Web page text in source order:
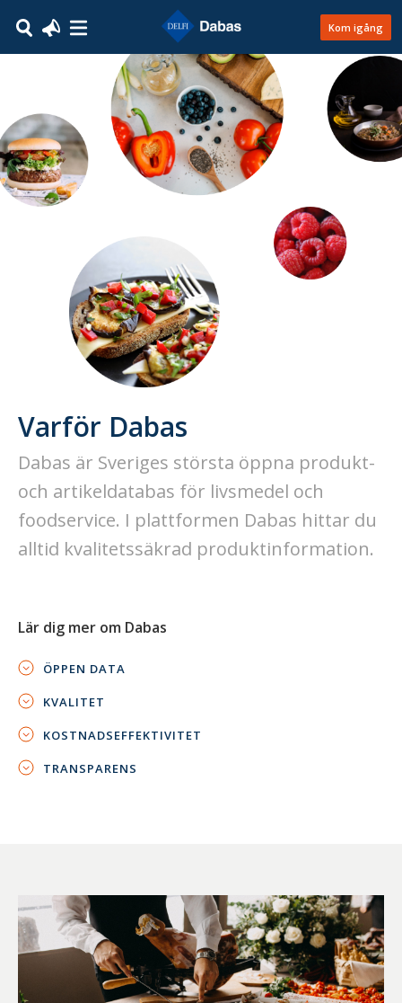
Kom igång
Varför Dabas
Dabas är Sveriges största öppna produkt-
och artikeldatabas för livsmedel och
foodservice. I plattformen Dabas hittar du
alltid kvalitetssäkrad produktinformation.
Lär dig mer om Dabas
ÖPPEN DATA
KVALITET
KOSTNADSEFFEKTIVITET
TRANSPARENS